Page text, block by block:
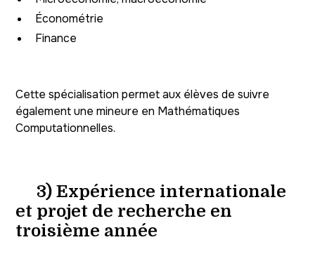
Économétrie
Finance
Cette spécialisation permet aux élèves de suivre
également une mineure en Mathématiques
Computationnelles.
3) Expérience internationale
et projet de recherche en
troisième année